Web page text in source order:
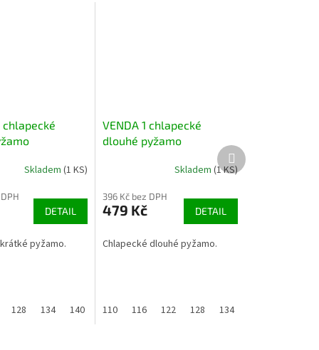
chlapecké
Skladem(1 KS)
DETAIL
pyžamo.
128 134 140
VENDA 1 chlapecké
dlouhé pyžamo
Skladem (1 KS)
396 Kč bez DPH
479 Kč DETAIL
Chlapecké dlouhé pyžamo.
110 116 122 128 134
Další
produkt